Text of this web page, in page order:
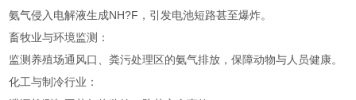
氨气侵入电解液生成NH?F，引发电池短路甚至爆炸。
畜牧业与环境监测：
监测养殖场通风口、粪污处理区的氨气排放，保障动物与人员健康。
化工与制冷行业：